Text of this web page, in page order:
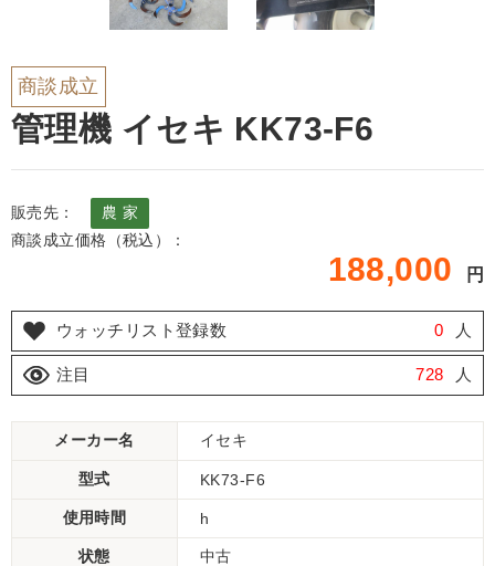
商談成立
管理機 イセキ KK73-F6
販売先：
農 家
商談成立価格（税込）：
188,000 円
ウォッチリスト登録数 0 人
注目 728 人
メーカー名 イセキ
型式 KK73-F6
使用時間 h
状態 中古